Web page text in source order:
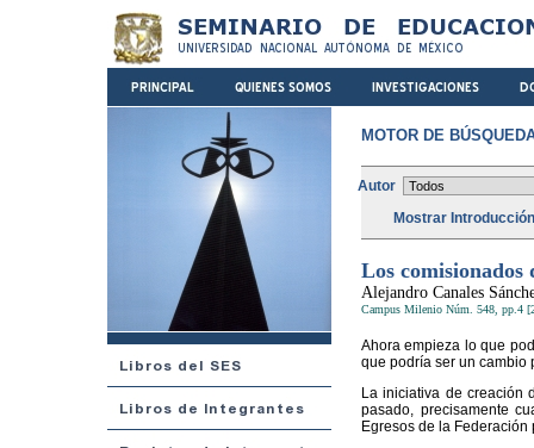
MOTOR DE
Autor
Mostrar
Los comisionados
Alejandro Canales
Campus Milenio Núm. 548, pp.4
Ahora empieza lo que
que podría ser un cambio
La iniciativa de creación
pasado, precisamente
Egresos de la